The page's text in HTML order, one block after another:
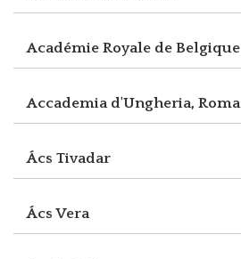
Académie Royale de Belgique
Accademia d'Ungheria, Roma
Ács Tivadar
Ács Vera